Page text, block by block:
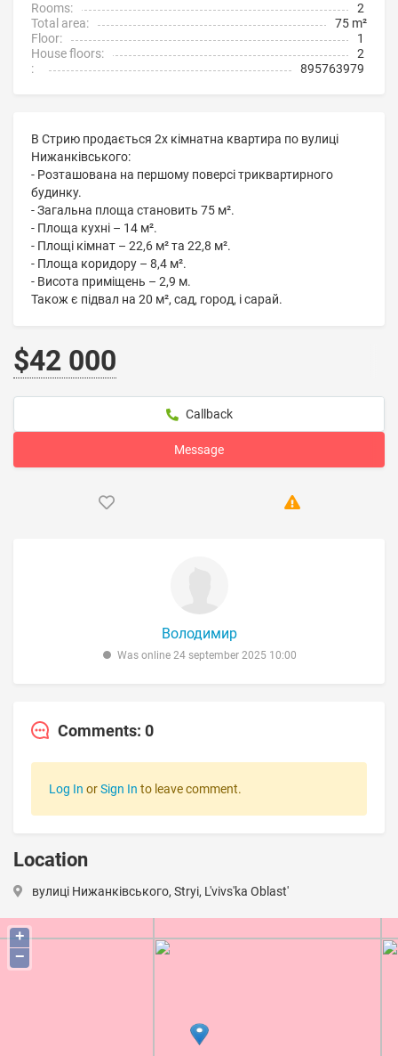
Rooms:
2
Total area:
75 m²
Floor:
1
House floors:
2
:
895763979
В Стрию продається 2х кімнатна квартира по вулиці
Нижанківського:
- Розташована на першому поверсі триквартирного
будинку.
- Загальна площа становить 75 м².
- Площа кухні – 14 м².
- Площі кімнат – 22,6 м² та 22,8 м².
- Площа коридору – 8,4 м².
- Висота приміщень – 2,9 м.
Також є підвал на 20 м², сад, город, і сарай.
$42 000
Callback
Message
Володимир
Was online 24 september 2025 10:00
Comments: 0
Log In orSign In to leave comment.
Location
вулиці Нижанківського, Stryi, L'vivs'ka Oblast'
+
−